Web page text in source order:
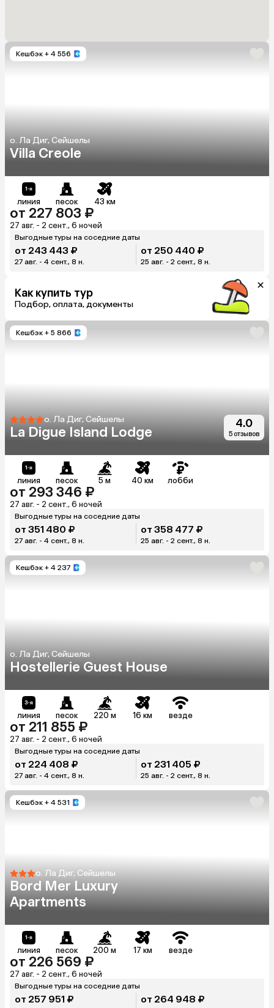
Кешбэк + 4 556
о. Ла Диг, Сейшелы
Villa Creole
линия песок 43 км
от 227 803 ₽
27 авг. - 2 сент., 6 ночей
Выгодные туры на соседние даты
от 243 443 ₽
27 авг. - 4 сент., 8 н.
от 250 440 ₽
25 авг. - 2 сент., 8 н.
Как купить тур
Подбор, оплата, документы
Кешбэк + 5 866
о. Ла Диг, Сейшелы
La Digue Island Lodge
4.0
5 отзывов
линия песок 5 м 40 км лобби
от 293 346 ₽
27 авг. - 2 сент., 6 ночей
Выгодные туры на соседние даты
от 351 480 ₽
27 авг. - 4 сент., 8 н.
от 358 477 ₽
25 авг. - 2 сент., 8 н.
Кешбэк + 4 237
о. Ла Диг, Сейшелы
Hostellerie Guest House
линия песок 220 м 16 км везде
от 211 855 ₽
27 авг. - 2 сент., 6 ночей
Выгодные туры на соседние даты
от 224 408 ₽
27 авг. - 4 сент., 8 н.
от 231 405 ₽
25 авг. - 2 сент., 8 н.
Кешбэк + 4 531
о. Ла Диг, Сейшелы
Bord Mer Luxury
Apartments
линия песок 200 м 17 км везде
от 226 569 ₽
27 авг. - 2 сент., 6 ночей
Выгодные туры на соседние даты
от 257 951 ₽ от 264 948 ₽